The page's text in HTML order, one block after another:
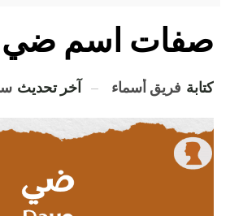
صفات اسم ضي
كتابة فريق أسماء آخر تحديث